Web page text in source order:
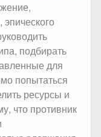
подбирать
для
попытаться
ресурсы и
что противник